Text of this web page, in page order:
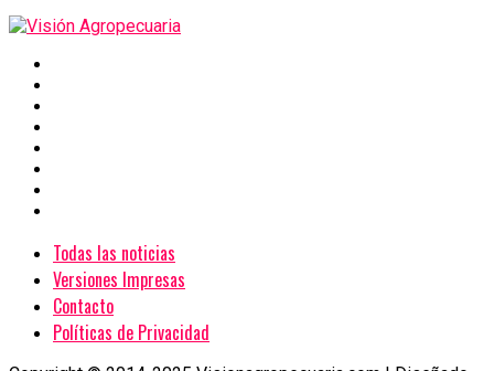
Todas las noticias
Versiones Impresas
Contacto
Políticas de Privacidad